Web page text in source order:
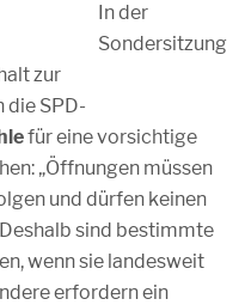
In der
Sondersitzung
zur
die SPD-
für eine vorsichtige
„Öffnungen müssen
und dürfen keinen
sind bestimmte
wenn sie landesweit
erfordern ein